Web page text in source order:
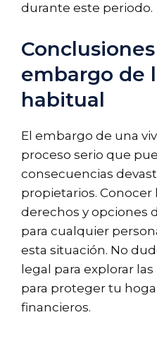
durante este periodo.
embargo de
habitual
El embargo de una
proceso serio que
consecuencias
propietarios.
derechos y opciones
para cualquier
esta situación. No
legal para explorar
para proteger tu
financieros.